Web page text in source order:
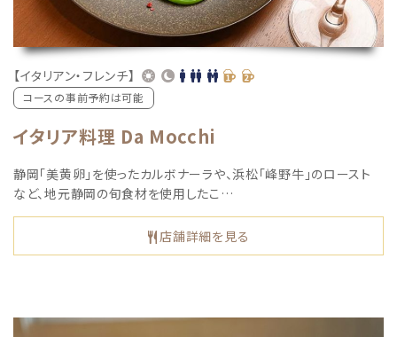
【イタリアン・フレンチ】
コースの事前予約は可能
イタリア料理 Da Mocchi
静岡「美黄卵」を使ったカルボナーラや、浜松「峰野牛」のロースト
など、地元静岡の旬食材を使用したこ…
店舗詳細を見る